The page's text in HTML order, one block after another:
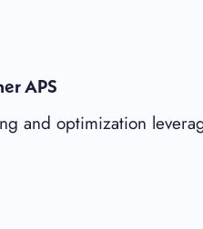
APS
and optimization